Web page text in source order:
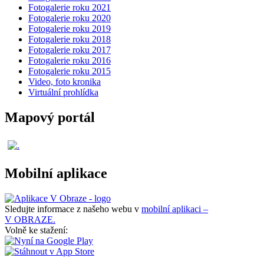
Fotogalerie roku 2021
Fotogalerie roku 2020
Fotogalerie roku 2019
Fotogalerie roku 2018
Fotogalerie roku 2017
Fotogalerie roku 2016
Fotogalerie roku 2015
Video, foto kronika
Virtuální prohlídka
Mapový portál
Mobilní aplikace
Sledujte informace z našeho webu v mobilní aplikaci –
V OBRAZE.
Volně ke stažení: